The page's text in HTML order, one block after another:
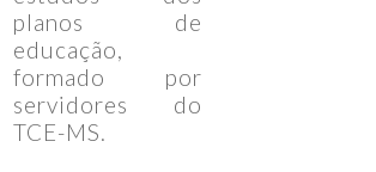
planos de
educação,
formado por
servidores do
TCE-MS.